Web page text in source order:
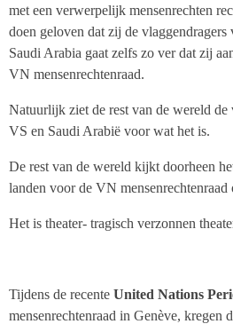
met een verwerpelijk mensenrechten
doen geloven dat zij de vlaggendragers
Saudi Arabia gaat zelfs zo ver dat zij
VN mensenrechtenraad.
Natuurlijk ziet de rest van de wereld de
VS en Saudi Arabië voor wat het is.
De rest van de wereld kijkt doorheen
landen voor de VN mensenrechtenraad
Het is theater- tragisch verzonnen
Tijdens de recente United Nations
mensenrechtenraad in Genève, kregen